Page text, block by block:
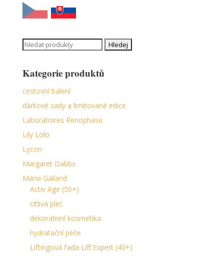
Search
Kategorie produktů
cestovní balení
dárkové sady a limitované edice
Laboratoires Renophase
Lily Lolo
Lycon
Margaret Dabbs
Maria Galland
Activ Age (50+)
citlivá pleť
dekorativní kosmetika
hydratační péče
Liftingová řada Lift'Expert (40+)